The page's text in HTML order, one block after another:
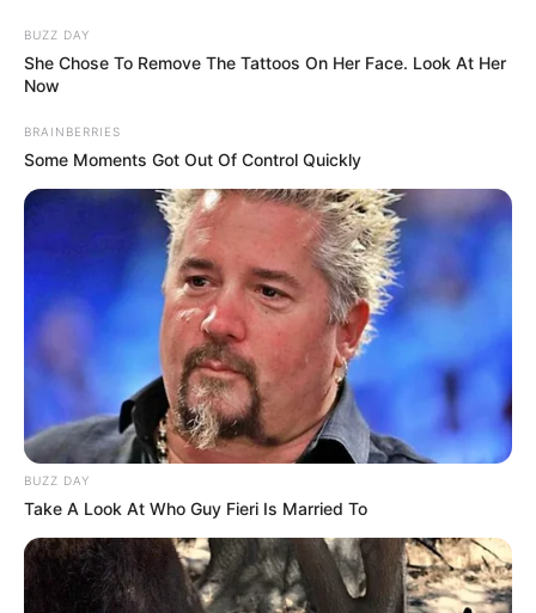
HOME
BUZZ DAY
She Chose To Remove The Tattoos On Her Face. Look At Her
Now
BRAINBERRIES
Some Moments Got Out Of Control Quickly
BUZZ DAY
Take A Look At Who Guy Fieri Is Married To